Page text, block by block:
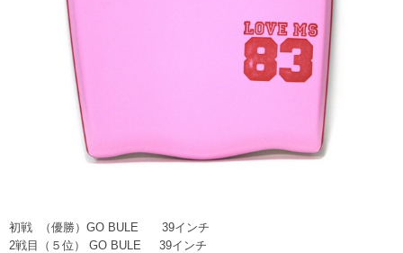
初戦 （優勝）GO BULE 39インチ
2戦目（５位） GO BULE 39インチ